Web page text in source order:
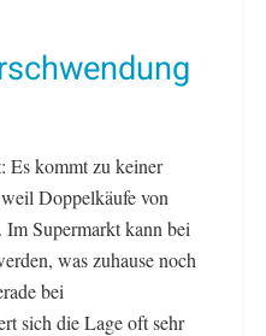
Es kommt zu keiner
Doppelkäufe von
Supermarkt kann bei
was zuhause noch
bei
sich die Lage oft sehr